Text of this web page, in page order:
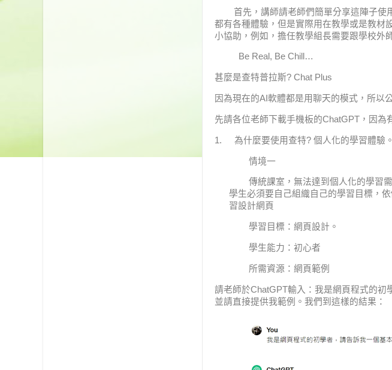
首先，講師請老師們簡單分享這陣子使
都有各種體驗，但是實際用在教學或是教材
小協助，例如，擔任教學組長需要跟學校外
Be Real, Be Chill…
甚麼是查特普拉斯? Chat Plus
因為現在的AI 軟體都是用聊天的模式，所以
先請各位老師下載手機板的ChatGPT ，因為
1. 為什麼要使用查特? 個人化的學習體驗。
情境一
傳統課室，無法達到個人化的學習需
學生必須要自己組織自己的學習目標，
習設計網頁
學習目標：網頁設計。
學生能力：初心者
所需資源：網頁範例
請老師於ChatGPT輸入： 我是網頁程式的初
並請直接提供我範例。 我們到這樣的結果：